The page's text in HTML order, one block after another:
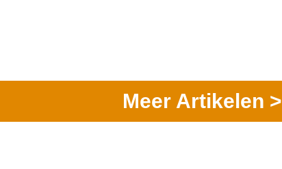
Meer Artikelen >